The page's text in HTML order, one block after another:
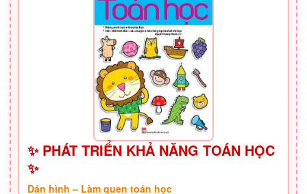
✨ PHÁT TRIỂN KHẢ NĂNG TOÁN HỌC
✨
Dán hình – Làm quen toán học